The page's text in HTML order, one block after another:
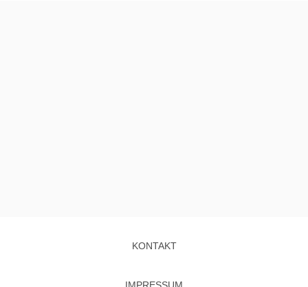
KONTAKT
IMPRESSUM